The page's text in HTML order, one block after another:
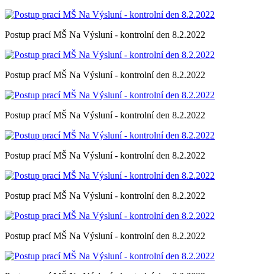
Postup prací MŠ Na Výsluní - kontrolní den 8.2.2022
Postup prací MŠ Na Výsluní - kontrolní den 8.2.2022
Postup prací MŠ Na Výsluní - kontrolní den 8.2.2022
Postup prací MŠ Na Výsluní - kontrolní den 8.2.2022
Postup prací MŠ Na Výsluní - kontrolní den 8.2.2022
Postup prací MŠ Na Výsluní - kontrolní den 8.2.2022